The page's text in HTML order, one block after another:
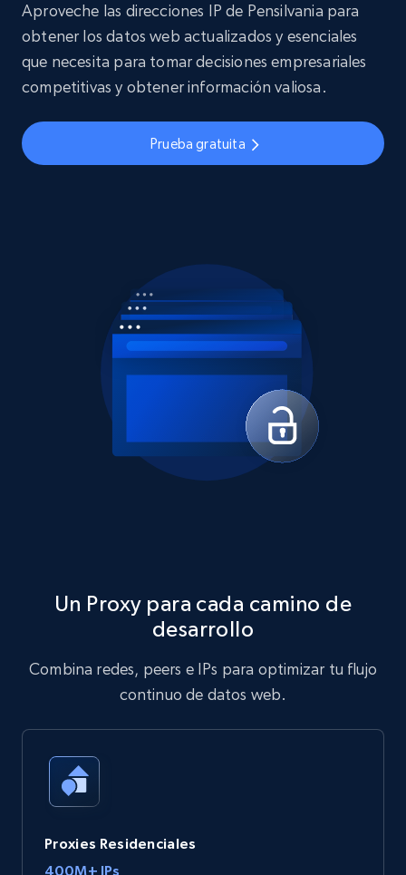
Aproveche las direcciones IP de Pensilvania para
obtener los datos web actualizados y esenciales
que necesita para tomar decisiones empresariales
competitivas y obtener información valiosa.
Prueba gratuita
Un Proxy para cada camino de
desarrollo
Combina redes, peers e IPs para optimizar tu flujo
continuo de datos web.
Proxies Residenciales
400M+ IPs